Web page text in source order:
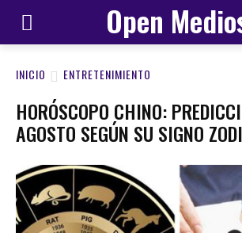
Open
INICIO ENTRETENIMIENTO
HORÓSCOPO CHINO:
AGOSTO SEGÚN SU SIGNO